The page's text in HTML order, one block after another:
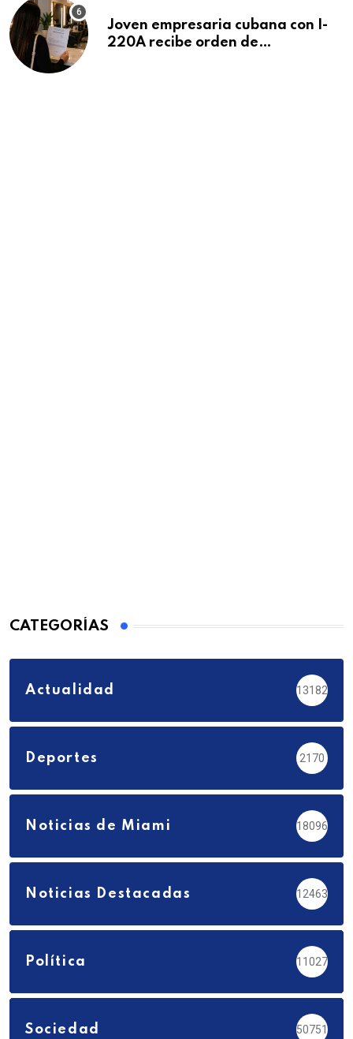
Joven empresaria cubana con I-
220A recibe orden de
CATEGORÍAS
Actualidad 13182
Deportes 2170
Noticias de Miami 18096
Noticias Destacadas 12463
Política 11027
Sociedad 50751